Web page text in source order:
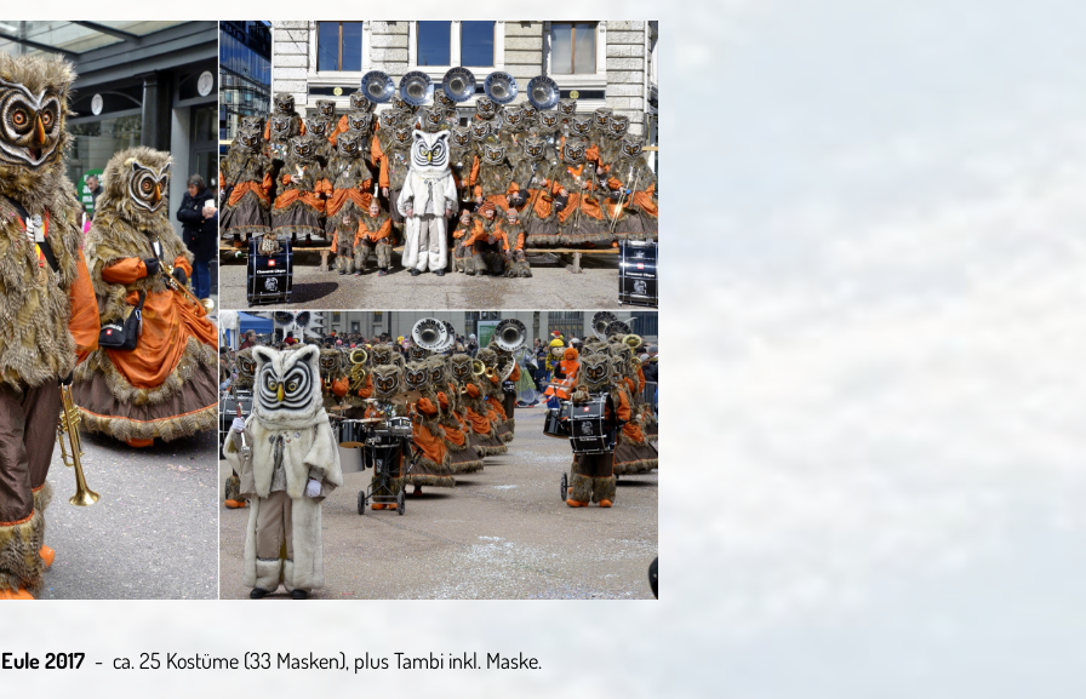
Eule 2017- ca. 25 Kostüme (33 Masken), plus Tambi inkl. Maske.